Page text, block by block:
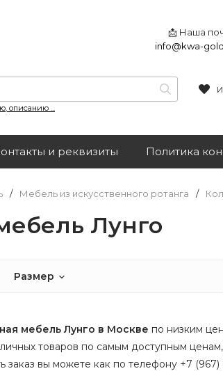
📩 Наша
info@kwa-
описанию ...
и реквизиты Политика
/ Мебель из искусственного ротанга /
Лунго
Размер
мебель Лунго в Москве по низким
товаров по самым доступным
заказ вы можете как по телефону +7